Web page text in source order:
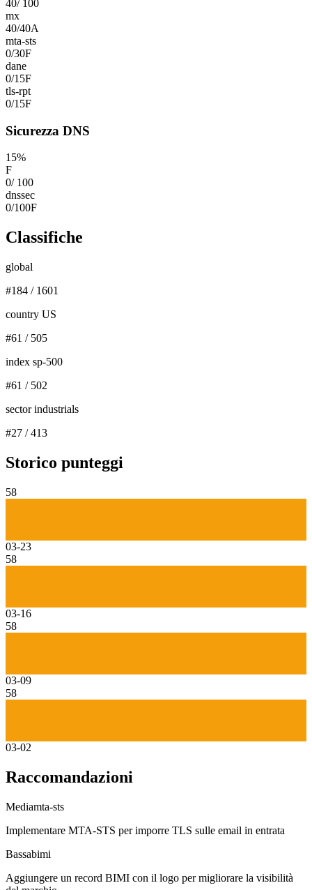
40/ 100
mx
40/40A
mta-sts
0/30F
dane
0/15F
tls-rpt
0/15F
Sicurezza DNS
15%
F
0/ 100
dnssec
0/100F
Classifiche
global
#184 / 1601
country US
#61 / 505
index sp-500
#61 / 502
sector industrials
#27 /413
Storico punteggi
58
03-23
58
03-16
58
03-09
58
03-02
Raccomandazioni
Mediamta-sts
Implementare MTA-STS per imporre TLS sulle email in entrata
Bassabimi
Aggiungere un record BIMI con il logo per migliorare la visibilità